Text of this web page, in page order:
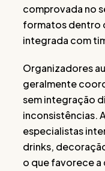
comprovada no
formatos dentro
integrada com
Organizadores
geralmente
sem integração
inconsistências.
especialistas
drinks,
o que favorece